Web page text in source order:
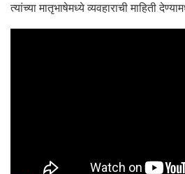
त्‍यांच्‍या मातृभाषेमध्‍ये व्‍यवहाराची माहिती